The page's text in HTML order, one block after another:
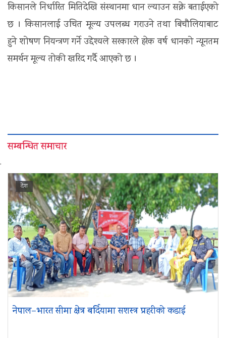
किसानले निर्धारित मितिदेखि संस्थानमा धान ल्याउन सक्ने बताईएको
छ । किसानलाई उचित मूल्य उपलब्ध गराउने तथा बिचौलियाबाट
हुने शोषण नियन्त्रण गर्ने उद्देश्यले सरकारले हरेक वर्ष धानको न्यूनतम
समर्थन मूल्य तोकी खरिद गर्दै आएको छ ।
सम्बन्धित समाचार
'
देश
नेपाल–भारत सीमा क्षेत्र बर्दियामा सशस्त्र प्रहरीको कडाई